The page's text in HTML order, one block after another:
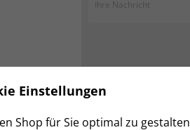
Einstellungen
Shop für Sie optimal zu gestalten